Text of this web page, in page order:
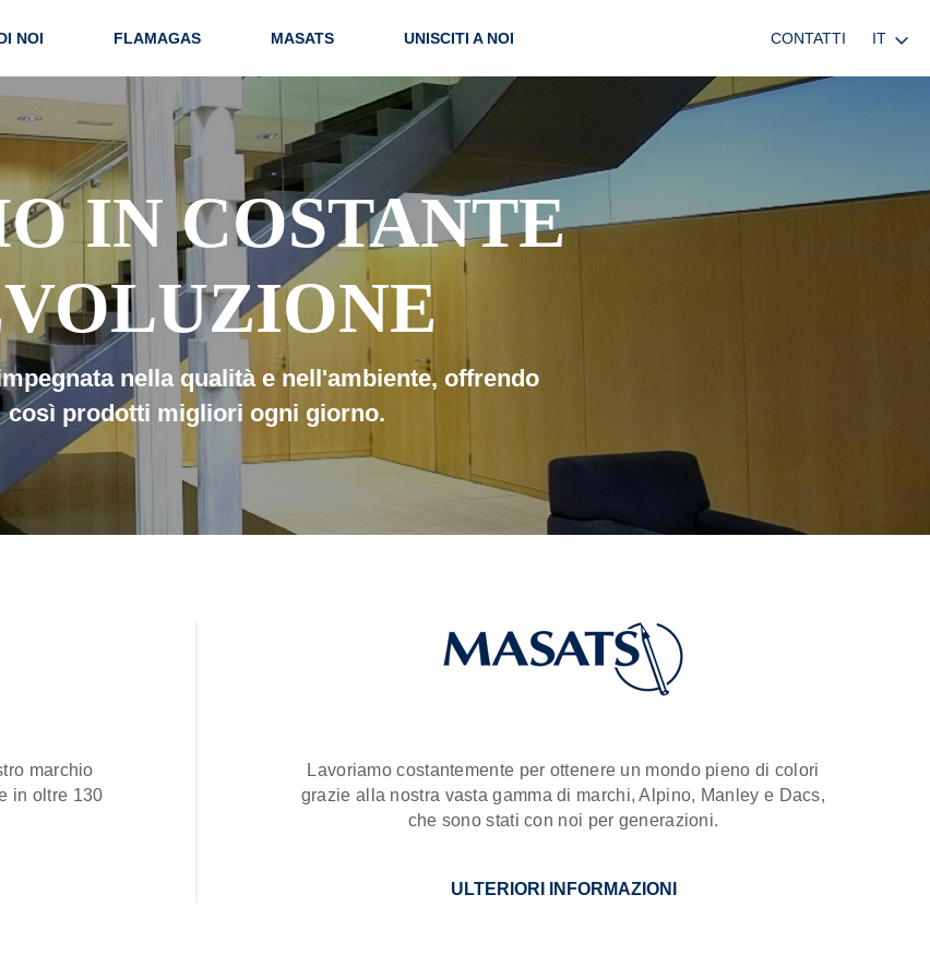
NOI FLAMAGAS MASATS UNISCITI A NOI CONTATTI IT
IN COSTANTE
nella qualità e nell'ambiente, offrendo
così prodotti migliori ogni giorno.
marchio
in oltre 130
Lavoriamo costantemente per ottenere un mondo pieno di colori
grazie alla nostra vasta gamma di marchi, Alpino, Manley e Dacs,
che sono stati con noi per generazioni.
ULTERIORI INFORMAZIONI